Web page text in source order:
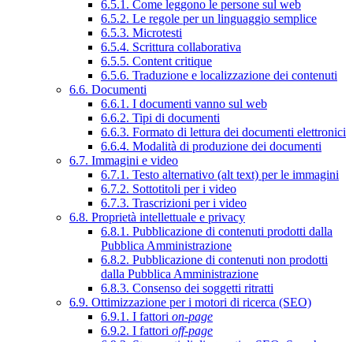
6.5.1. Come leggono le persone sul web
6.5.2. Le regole per un linguaggio semplice
6.5.3. Microtesti
6.5.4. Scrittura collaborativa
6.5.5. Content critique
6.5.6. Traduzione e localizzazione dei contenuti
6.6. Documenti
6.6.1. I documenti vanno sul web
6.6.2. Tipi di documenti
6.6.3. Formato di lettura dei documenti elettronici
6.6.4. Modalità di produzione dei documenti
6.7. Immagini e video
6.7.1. Testo alternativo (alt text) per le immagini
6.7.2. Sottotitoli per i video
6.7.3. Trascrizioni per i video
6.8. Proprietà intellettuale e privacy
6.8.1. Pubblicazione di contenuti prodotti dalla
Pubblica Amministrazione
6.8.2. Pubblicazione di contenuti non prodotti
dalla Pubblica Amministrazione
6.8.3. Consenso dei soggetti ritratti
6.9. Ottimizzazione per i motori di ricerca (SEO)
6.9.1. I fattori on-page
6.9.2. I fattori off-page